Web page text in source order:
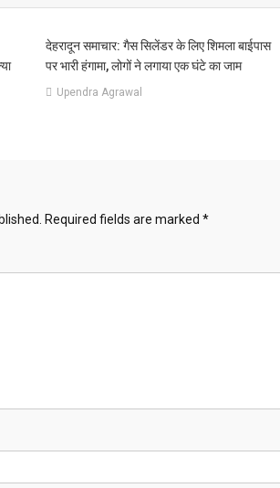
देहरादून समाचार: गैस सिलेंडर के लिए शिमला बाईपास
पर भारी हंगामा, लोगों ने लगाया एक घंटे का जाम
Upendra Agrawal
Required fields are marked *